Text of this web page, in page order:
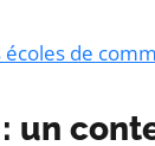
de
un